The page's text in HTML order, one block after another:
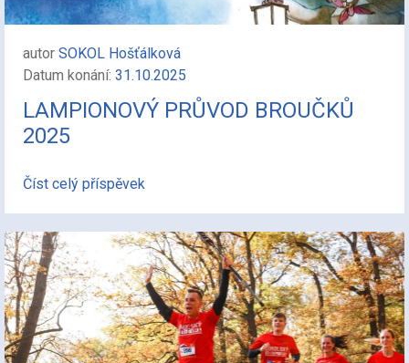
autor SOKOL Hošťálková
Datum konání: 31.10.2025
LAMPIONOVÝ PRŮVOD BROUČKŮ
2025
Číst celý příspěvek